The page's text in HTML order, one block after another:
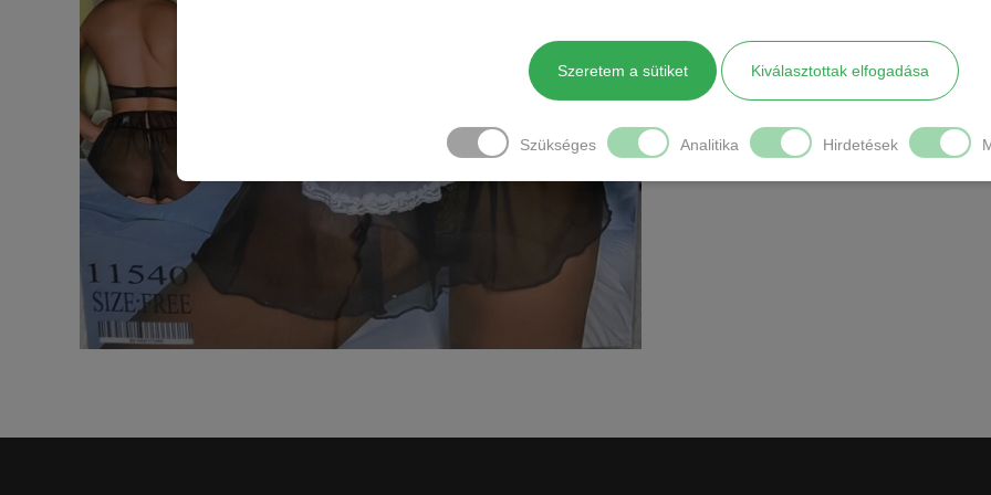
Mérete: One size
A szetthez tartozik:
Szeretem a sütiket Kiválasztottak elfogadása
Szükséges Analitika Hirdetések